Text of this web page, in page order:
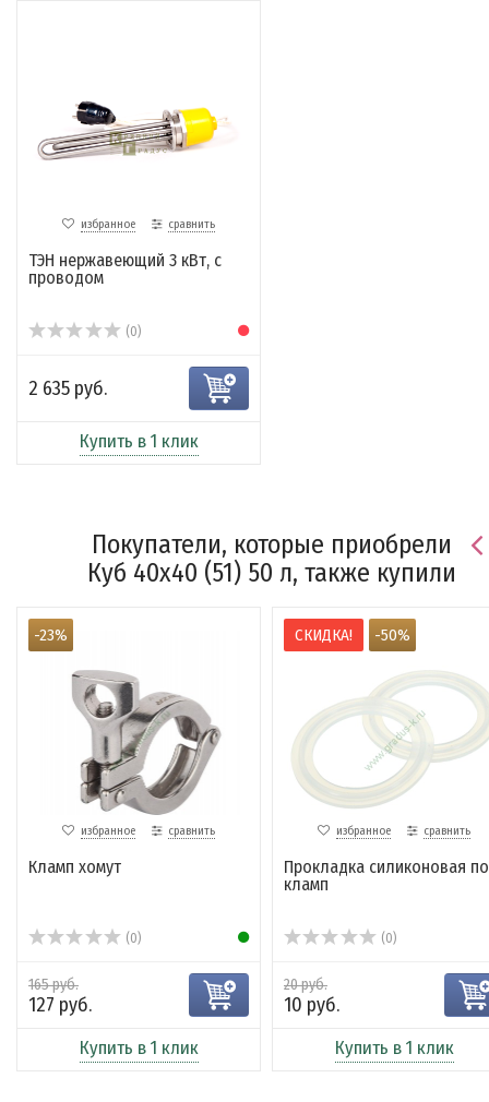
избранное сравнить
ТЭН нержавеющий 3 кВт, с
проводом
(0)
2 635 руб.
Купить в 1 клик
Покупатели, которые приобрели
Куб 40х40 (51) 50 л, также купили
-23%
избранное сравнить
Кламп хомут
(0)
165 руб.
127 руб.
Купить в 1 клик
СКИДКА! -50%
избранное сравнить
Прокладка силиконовая
кламп
(0)
20 руб.
10 руб.
Купить в 1 клик